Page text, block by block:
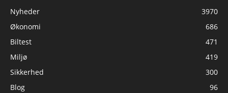
Nyheder
3970
Økonomi
686
Biltest
471
Miljø
419
Sikkerhed
300
Blog
96